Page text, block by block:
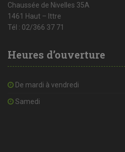
Chaussée de Nivelles 35A
1461 Haut – Ittre
Tél : 02/366 37 71
Heures d’ouverture
De mardi à vendredi
Samedi